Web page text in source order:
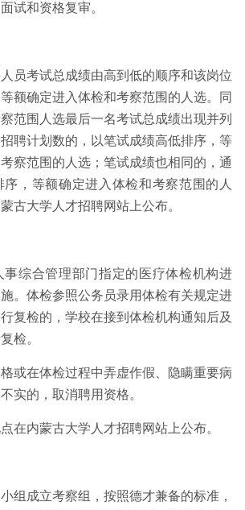
试和资格复审。
员考试总成绩由高到低的顺序和该岗位
额确定进入体检和考察范围的人选。同
范围人选最后一名考试总成绩出现并列
聘计划数的，以笔试成绩高低排序，等
察范围的人选；笔试成绩也相同的，通
，等额确定进入体检和考察范围的人
古大学人才招聘网站上公布。
事综合管理部门指定的医疗体检机构进
。体检参照公务员录用体检有关规定进
复检的，学校在接到体检机构通知后及
检。
或在体检过程中弄虚作假、隐瞒重要病
实的，取消聘用资格。
在内蒙古大学人才招聘网站上公布。
组成立考察组，按照德才兼备的标准，